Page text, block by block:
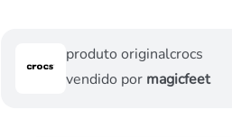
produto originalcrocs
vendido por magicfeet